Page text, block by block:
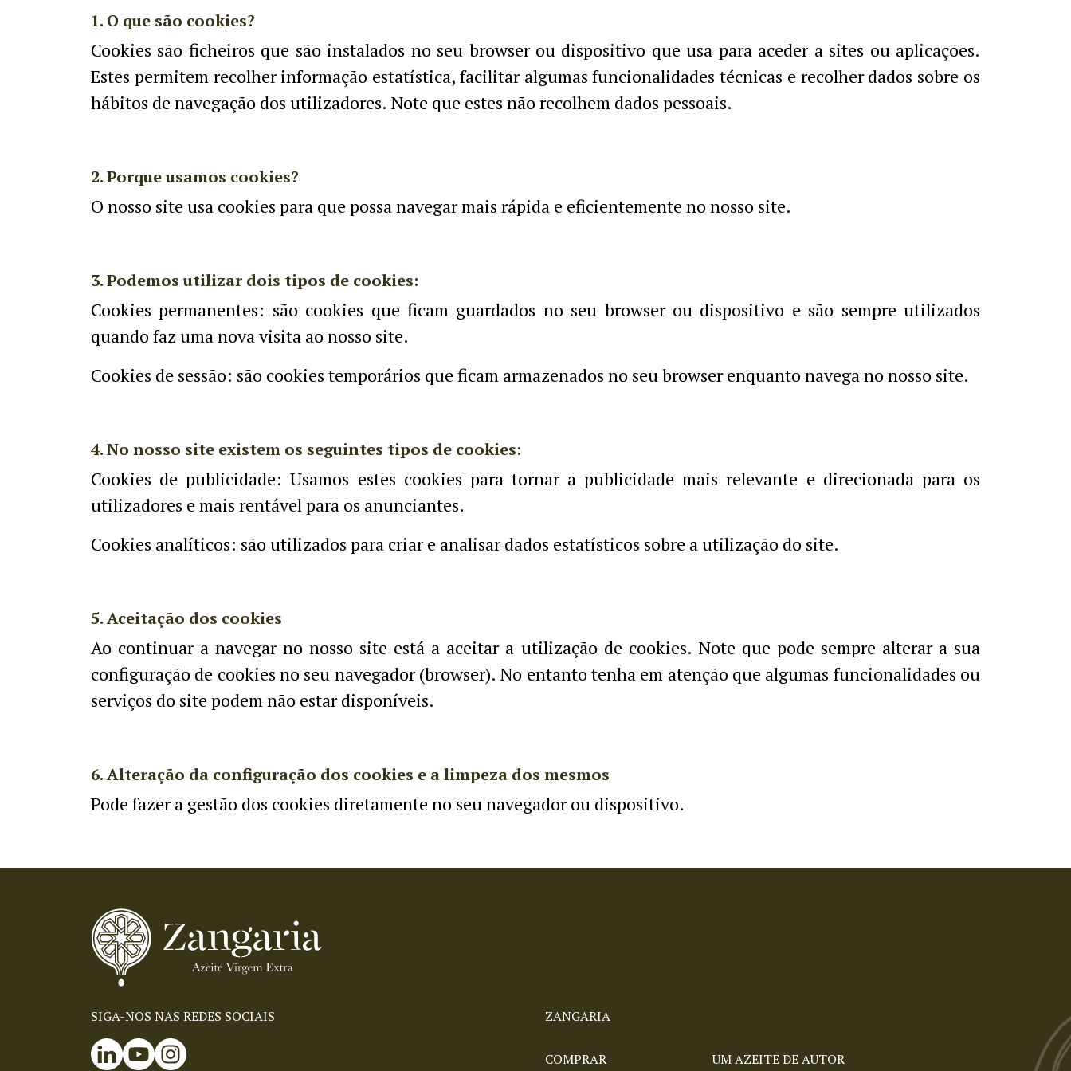
1. O que são cookies?
Cookies são ficheiros que são instalados no seu browser ou dispositivo que usa para aceder a sites ou aplicações.
Estes permitem recolher informação estatística, facilitar algumas funcionalidades técnicas e recolher dados sobre os
hábitos de navegação dos utilizadores. Note que estes não recolhem dados pessoais.
2. Porque usamos cookies?
O nosso site usa cookies para que possa navegar mais rápida e eficientemente no nosso site.
3. Podemos utilizar dois tipos de cookies:
Cookies permanentes: são cookies que ficam guardados no seu browser ou dispositivo e são sempre utilizados
quando faz uma nova visita ao nosso site.
Cookies de sessão: são cookies temporários que ficam armazenados no seu browser enquanto navega no nosso site.
4. No nosso site existem os seguintes tipos de cookies:
Cookies de publicidade: Usamos estes cookies para tornar a publicidade mais relevante e direcionada para os
utilizadores e mais rentável para os anunciantes.
Cookies analíticos: são utilizados para criar e analisar dados estatísticos sobre a utilização do site.
5. Aceitação dos cookies
Ao continuar a navegar no nosso site está a aceitar a utilização de cookies. Note que pode sempre alterar a sua
configuração de cookies no seu navegador (browser). No entanto tenha em atenção que algumas funcionalidades ou
serviços do site podem não estar disponíveis.
6. Alteração da configuração dos cookies e a limpeza dos mesmos
Pode fazer a gestão dos cookies diretamente no seu navegador ou dispositivo.
SIGA-NOS NAS REDES SOCIAIS ZANGARIA
COMPRAR UM AZEITE DE AUTOR